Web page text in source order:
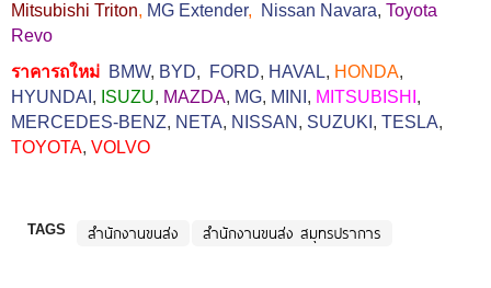
Mitsubishi Triton, MG Extender, Nissan Navara, Toyota
Revo
ราคารถใหม่ BMW, BYD, FORD, HAVAL, HONDA,
HYUNDAI , ISUZU, MAZDA, MG, MINI , MITSUBISHI ,
MERCEDES-BENZ, NETA, NISSAN , SUZUKI , TESLA,
TOYOTA, VOLVO
TAGS สำนักงานขนส่ง สำนักงานขนส่ง สมุทรปราการ